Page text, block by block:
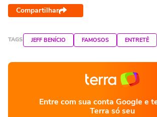
Compartilhar
TAGS JEFF BENÍCIO FAMOSOS ENTRETÊ
Entre com sua conta Google e
Terra só seu